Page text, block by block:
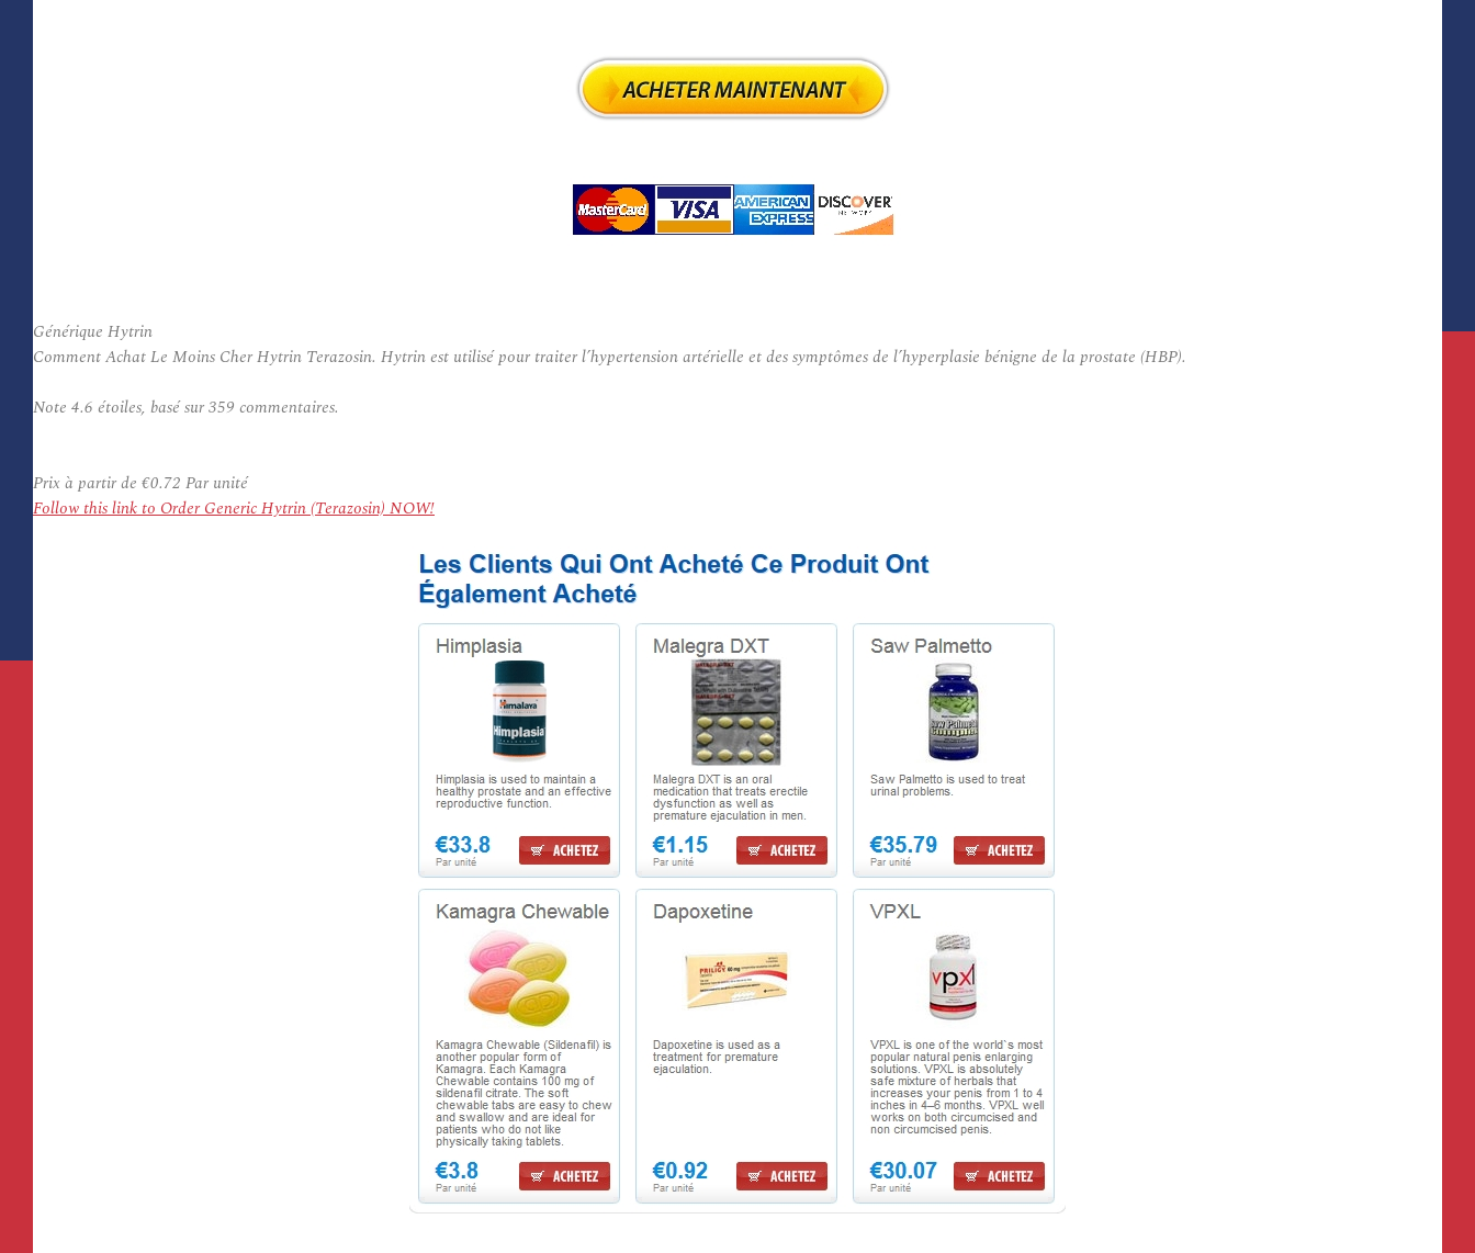
Générique Hytrin
Comment Achat Le Moins Cher Hytrin Terazosin. Hytrin est utilisé pour traiter l’hypertension artérielle et des symptômes de l’hyperplasie bénigne de la prostate (HBP).
Note 4.6 étoiles, basé sur359 commentaires.
Prix à partir de €0.72 Par unité
Follow this link to Order Generic Hytrin (Terazosin) NOW!